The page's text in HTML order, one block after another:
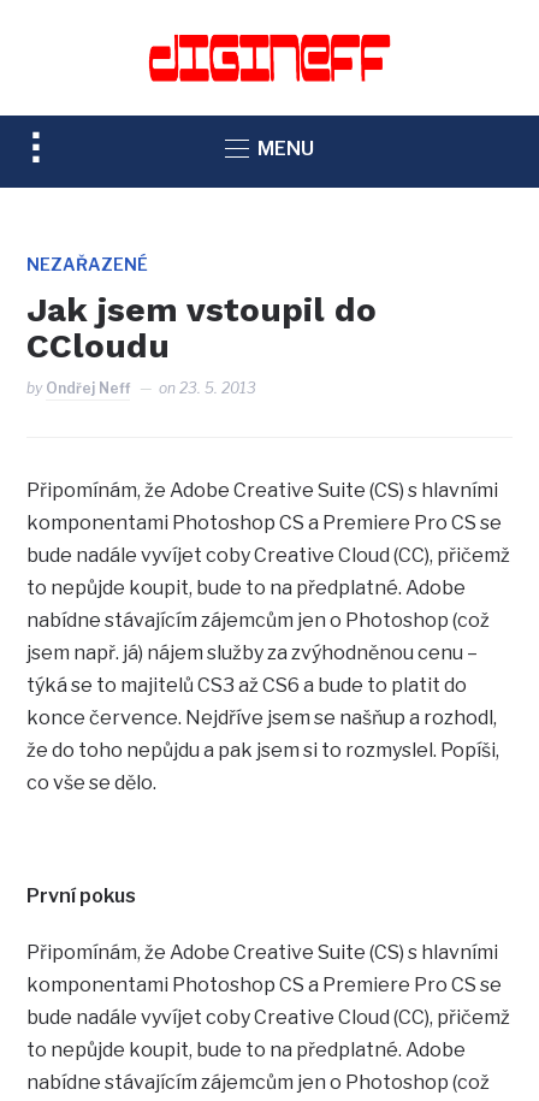
TOGGLE
SIDEBAR
NAVIGATION
MENU
NEZAŘAZENÉ
Jak jsem vstoupil do
CCloudu
by Ondřej Neff on23. 5. 2013
Připomínám, že Adobe Creative Suite (CS) s hlavními
komponentami Photoshop CS a Premiere Pro CS se
bude nadále vyvíjet coby Creative Cloud (CC), přičemž
to nepůjde koupit, bude to na předplatné. Adobe
nabídne stávajícím zájemcům jen o Photoshop (což
jsem např. já) nájem služby za zvýhodněnou cenu –
týká se to majitelů CS3 až CS6 a bude to platit do
konce července. Nejdříve jsem se našňup a rozhodl,
že do toho nepůjdu a pak jsem si to rozmyslel. Popíši,
co vše se dělo.
První pokus
Připomínám, že Adobe Creative Suite (CS) s hlavními
komponentami Photoshop CS a Premiere Pro CS se
bude nadále vyvíjet coby Creative Cloud (CC), přičemž
to nepůjde koupit, bude to na předplatné. Adobe
nabídne stávajícím zájemcům jen o Photoshop (což